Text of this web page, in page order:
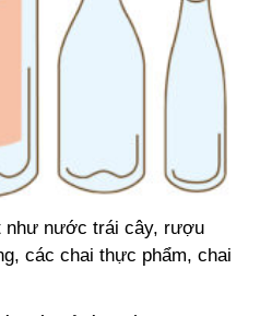
như nước trái cây, rượu
các chai thực phẩm, chai